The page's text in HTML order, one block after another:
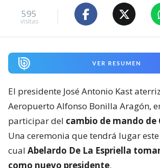
595
visitas
VER RESUMEN
El presidente José Antonio Kast
Aeropuerto Alfonso Bonilla Aragón,
participar del cambio de mando de
Una ceremonia que tendrá lugar
cual Abelardo De La Espriella
como nuevo presidente.